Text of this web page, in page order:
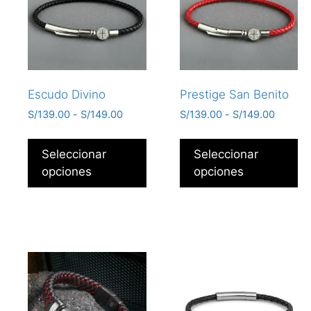
Escudo Divino
S/139.00 - S/149.00
Seleccionar
opciones
Prestige San Benito
S/139.00 - S/149.00
Seleccionar
opciones